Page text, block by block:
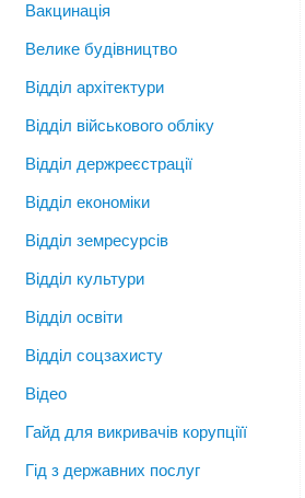
Вакцинація
Велике будівництво
Відділ архітектури
Відділ військового обліку
Відділ держреєстрації
Відділ економіки
Відділ земресурсів
Відділ культури
Відділ освіти
Відділ соцзахисту
Відео
Гайд для викривачів корупціїї
Гід з державних послуг